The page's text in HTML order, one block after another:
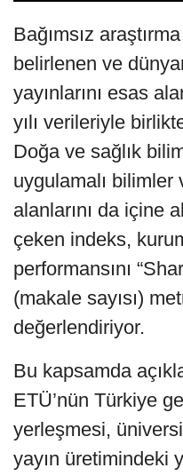
Bağımsız
belirlenen ve
yayınlarını esas
yılı verileriyle
Doğa ve sağlık
uygulamalı
alanlarını da içine
çeken indeks,
performansını
(makale sayısı)
değerlendiriyor.
Bu kapsamda
ETÜ’nün Türkiye
yerleşmesi,
yayın üretimindeki